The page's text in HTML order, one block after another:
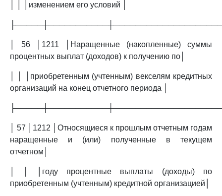
│ │ │изменением его условий │
│ 56 │1211 │Наращенные (накопленные) суммы
процентных выплат (доходов) к получению по│
│ │ │приобретенным (учтенным) векселям кредитных
организаций на конец отчетного периода │
│ 57 │1212 │Относящиеся к прошлым отчетным годам
наращенные и (или) полученные в текущем
отчетном│
│ │ │году процентные выплаты (доходы) по
приобретенным (учтенным) кредитной организацией│